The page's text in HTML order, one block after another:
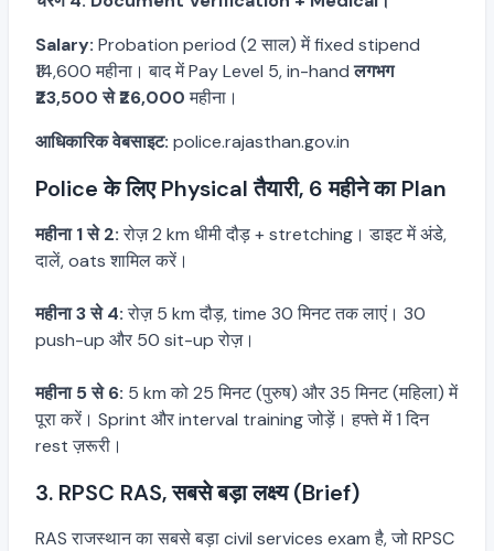
Salary: Probation period (2 साल) में fixed stipend
₹14,600 महीना। बाद में Pay Level 5, in-handलगभग
₹23,500 से ₹26,000महीना।
आधिकारिक वेबसाइट: police.rajasthan.gov.in
Police के लिए Physical तैयारी, 6 महीने का Plan
महीना 1 से 2:रोज़ 2 km धीमी दौड़ + stretching। डाइट में अंडे,
दालें, oats शामिल करें।
महीना 3 से 4:रोज़ 5 km दौड़, time 30 मिनट तक लाएं। 30
push-up और 50 sit-up रोज़।
महीना 5 से 6: 5 km को 25 मिनट (पुरुष) और 35 मिनट (महिला) में
पूरा करें। Sprint और interval training जोड़ें। हफ्ते में 1 दिन
rest ज़रूरी।
3. RPSC RAS, सबसे बड़ा लक्ष्य (Brief)
RAS राजस्थान का सबसे बड़ा civil services exam है, जो RPSC